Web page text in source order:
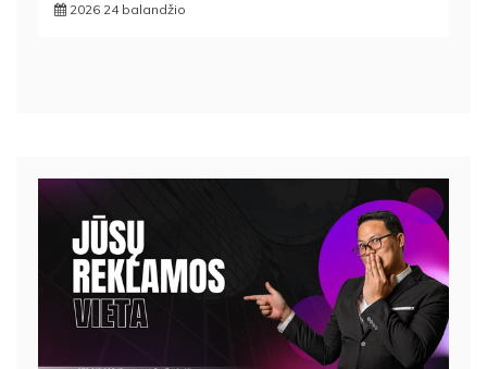
2026 24 balandžio